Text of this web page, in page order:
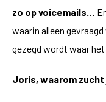
zo op voicemails…
waarin alleen
gezegd wordt waar
Joris, waarom zucht